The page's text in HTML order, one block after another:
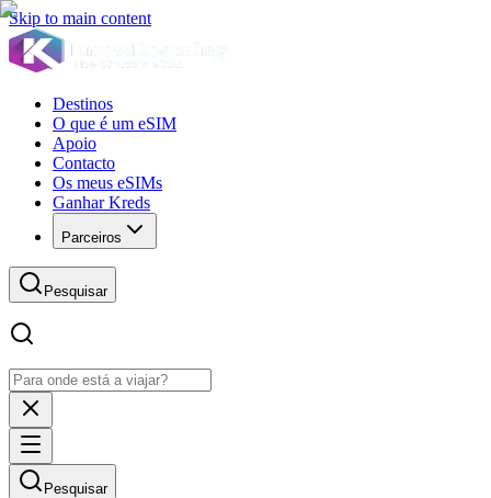
Skip to main content
Destinos
O que é um eSIM
Apoio
Contacto
Os meus eSIMs
Ganhar Kreds
Parceiros
Pesquisar
Pesquisar